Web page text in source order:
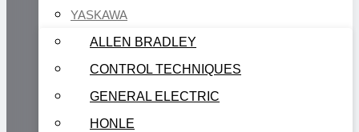
YASKAWA
ALLEN BRADLEY
CONTROL TECHNIQUES
GENERAL ELECTRIC
HONLE